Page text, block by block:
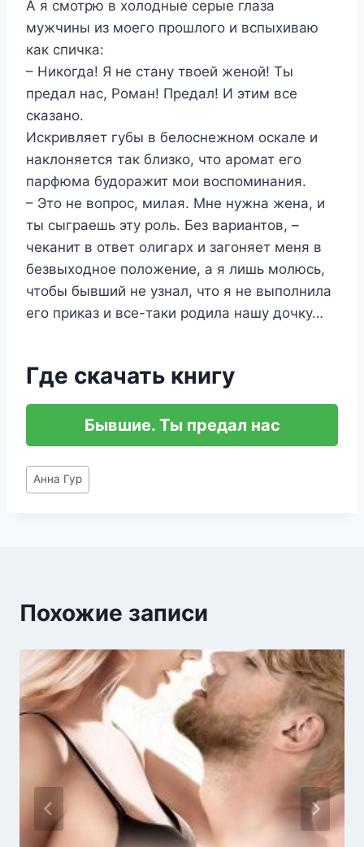
А я смотрю в холодные серые глаза
мужчины из моего прошлого и вспыхиваю
как спичка:
– Никогда! Я не стану твоей женой! Ты
предал нас, Роман! Предал! И этим все
сказано.
Искривляет губы в белоснежном оскале и
наклоняется так близко, что аромат его
парфюма будоражит мои воспоминания.
– Это не вопрос, милая. Мне нужна жена, и
ты сыграешь эту роль. Без вариантов, –
чеканит в ответ олигарх и загоняет меня в
безвыходное положение, а я лишь молюсь,
чтобы бывший не узнал, что я не выполнила
его приказ и все-таки родила нашу дочку…
Где скачать книгу
Бывшие. Ты предал нас
Метки
записи:
Анна Гур
Похожие записи